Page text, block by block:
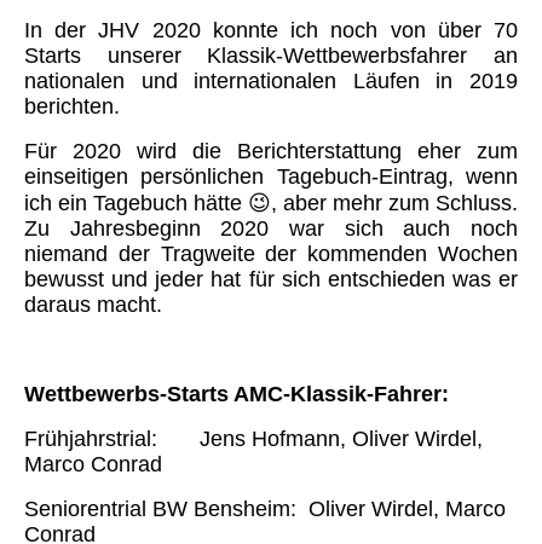
In der JHV 2020 konnte ich noch von über 70
Starts unserer Klassik-Wettbewerbsfahrer an
nationalen und internationalen Läufen in 2019
berichten.
Für 2020 wird die Berichterstattung eher zum
einseitigen persönlichen Tagebuch-Eintrag, wenn
ich ein Tagebuch hätte 😉, aber mehr zum Schluss.
Zu Jahresbeginn 2020 war sich auch noch
niemand der Tragweite der kommenden Wochen
bewusst und jeder hat für sich entschieden was er
daraus macht.
Wettbewerbs-Starts AMC-Klassik-Fahrer:
Frühjahrstrial: Jens Hofmann, Oliver Wirdel,
Marco Conrad
Seniorentrial BW Bensheim: Oliver Wirdel, Marco
Conrad